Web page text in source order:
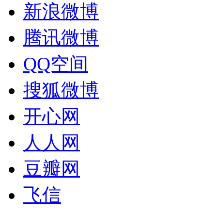
新浪微博
腾讯微博
QQ空间
搜狐微博
开心网
人人网
豆瓣网
飞信